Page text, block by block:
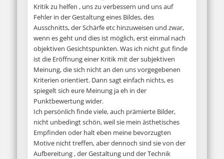
Kritik zu helfen , uns zu verbessern und uns auf
Fehler in der Gestaltung eines Bildes, des
Ausschnitts, der Schärfe etc hinzuweisen und zwar,
wenn es geht und dies ist möglich, erst einmal nach
objektiven Gesichtspunkten. Was ich nicht gut finde
ist die Eröffnung einer Kritik mit der subjektiven
Meinung, die sich nicht an den uns vorgegebenen
Kriterien orientiert. Dann sagt einfach nichts, es
spiegelt sich eure Meinung ja eh in der
Punktbewertung wider.
Ich persönlich finde viele, auch prämierte Bilder,
nicht unbedingt schön, weil sie mein ästhetisches
Empfinden oder halt eben meine bevorzugten
Motive nicht treffen, aber dennoch sind sie von der
Aufbereitung , der Gestaltung und der Technik